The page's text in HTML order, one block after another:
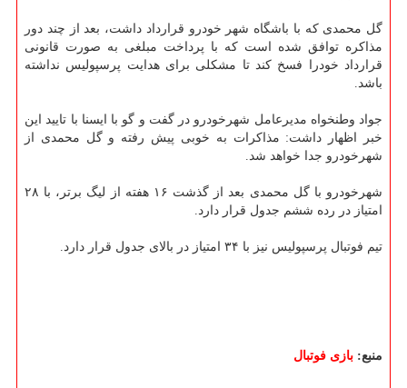
گل محمدی كه با باشگاه شهر خودرو قرارداد داشت، بعد از چند دور
مذاكره توافق شده است كه با پرداخت مبلغی به صورت قانونی
قرارداد خودرا فسخ كند تا مشكلی برای هدایت پرسپولیس نداشته
باشد.
جواد وطنخواه مدیرعامل شهرخودرو در گفت و گو با ایسنا با تایید این
خبر اظهار داشت: مذاكرات به خوبی پیش رفته و گل محمدی از
شهرخودرو جدا خواهد شد.
شهرخودرو با گل محمدی بعد از گذشت ۱۶ هفته از لیگ برتر، با ۲۸
امتیاز در رده ششم جدول قرار دارد.
تیم فوتبال پرسپولیس نیز با ۳۴ امتیاز در بالای جدول قرار دارد.
منبع: بازی فوتبال